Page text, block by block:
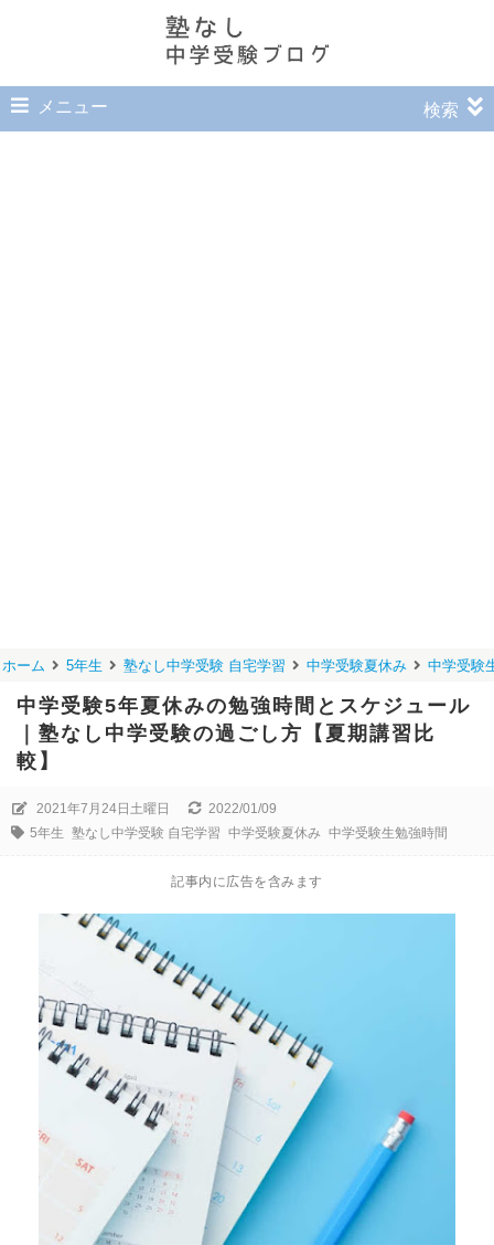
メニュー 検索
ホーム 5年生 塾なし中学受験 自宅学習 中学受験夏休み 中学受験
中学受験5年夏休みの勉強時間とスケジュール
｜塾なし中学受験の過ごし方【夏期講習比
較】
2021年7月24日土曜日
2022/01/09
5年生 塾なし中学受験 自宅学習 中学受験夏休み 中学受験生勉強時間
記事内に広告を含みます